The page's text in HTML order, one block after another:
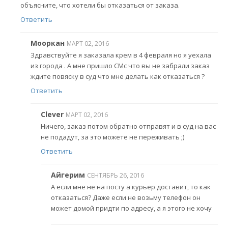
объясните, что хотели бы отказаться от заказа.
Ответить
Мооркан МАРТ 02, 2016
Здравствуйте я заказала крем в 4 февраля но я уехала
из города . А мне пришло СМс что вы не забрали заказ
ждите повяску в суд что мне делать как отказаться ?
Ответить
Clever МАРТ 02, 2016
Ничего, заказ потом обратно отправят и в суд на вас
не подадут, за это можете не переживать ;)
Ответить
Айгерим СЕНТЯБРЬ 26, 2016
А если мне не на посту а курьер доставит, то как
отказаться? Даже если не возьму телефон он
может домой придти по адресу, а я этого не хочу